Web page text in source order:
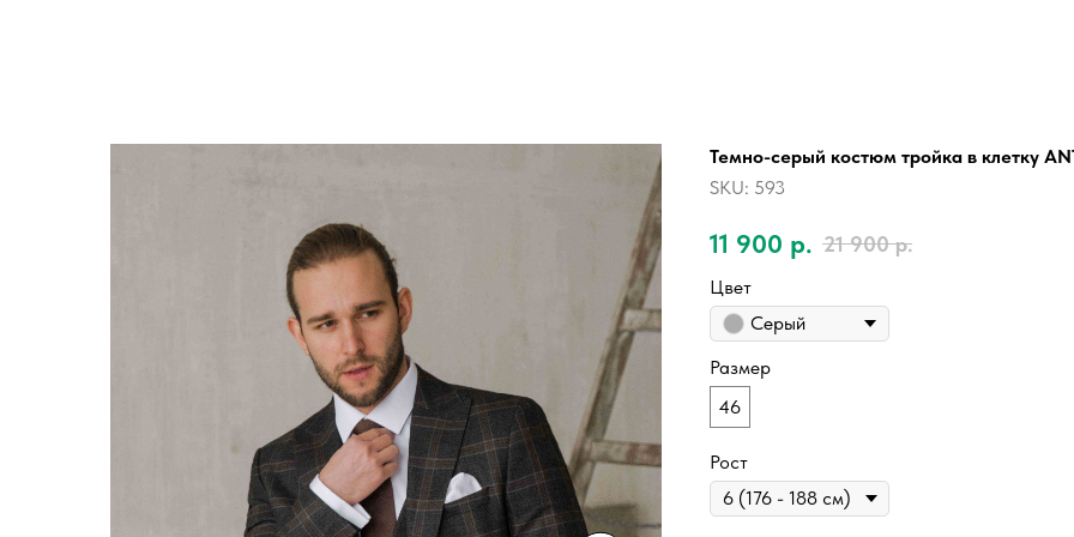
Темно-серый костюм тройка в клетку
SKU: 593
11 900 р. 21 900 р.
Цвет
Серый
Размер
46
Рост